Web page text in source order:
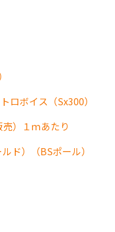
ボイス（Sx300）
）１ｍあたり
ド）（BSポール）